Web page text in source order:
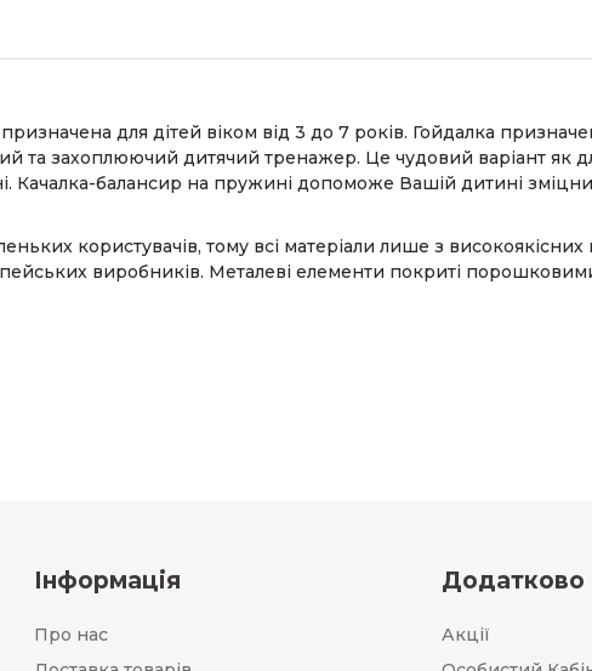
для дітей віком від 3 до 7 років. Гойдалка
та захоплюючий дитячий тренажер. Це чудовий варіант як
Качалка-балансир на пружині допоможе Вашій дитині
користувачів, тому всі матеріали лише з високоякісних
виробників. Металеві елементи покриті
Інформація
Про нас
Додатково
Акції